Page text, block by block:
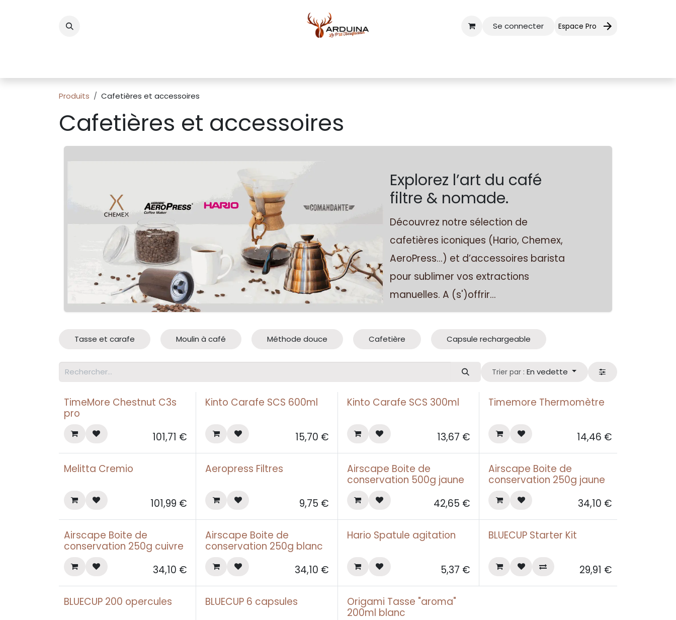
Se connecter
Espace Pro
Produits Cafetières et accessoires
Cafetières et accessoires
Explorez l’art du café
filtre & nomade.
Découvrez notre sélection de
cafetières iconiques (Hario, Chemex,
AeroPress…) et d’accessoires barista
pour sublimer vos extractions
manuelles. A (s')offrir...
Tasse et carafe Moulin à café Méthode douce Cafetière Capsule rechargeable
Trier par : En vedette
TimeMore Chestnut C3s
pro
101,71 €
Kinto Carafe SCS 600ml
15,70 €
Kinto Carafe SCS 300ml
13,67 €
Timemore Thermomètre
14,46 €
Melitta Cremio
101,99 €
Aeropress Filtres
9,75 €
Airscape Boite de
conservation 500g jaune
42,65 €
Airscape Boite de
conservation 250g jaune
34,10 €
Airscape Boite de
conservation 250g cuivre
34,10 €
Airscape Boite de
conservation 250g blanc
34,10 €
Hario Spatule agitation
5,37 €
BLUECUP Starter Kit
29,91 €
BLUECUP 200 opercules BLUECUP 6 capsules
Origami Tasse "aroma"
200ml blanc